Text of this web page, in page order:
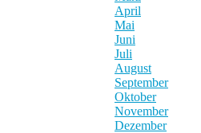
April
Mai
Juni
Juli
August
September
Oktober
November
Dezember